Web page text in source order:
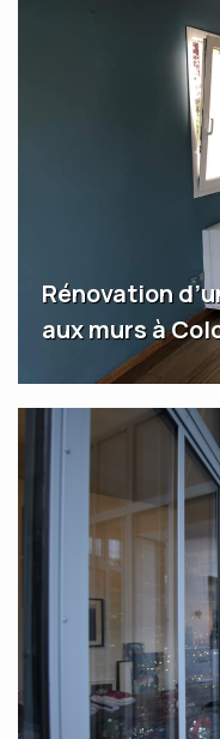
Rénovation
aux murs à